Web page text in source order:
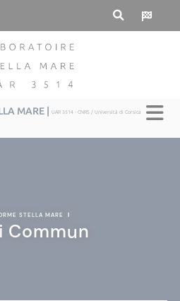
MARE |UAR 3514 - CNRS / Università di Corsica
STELLA MARE |
Commun